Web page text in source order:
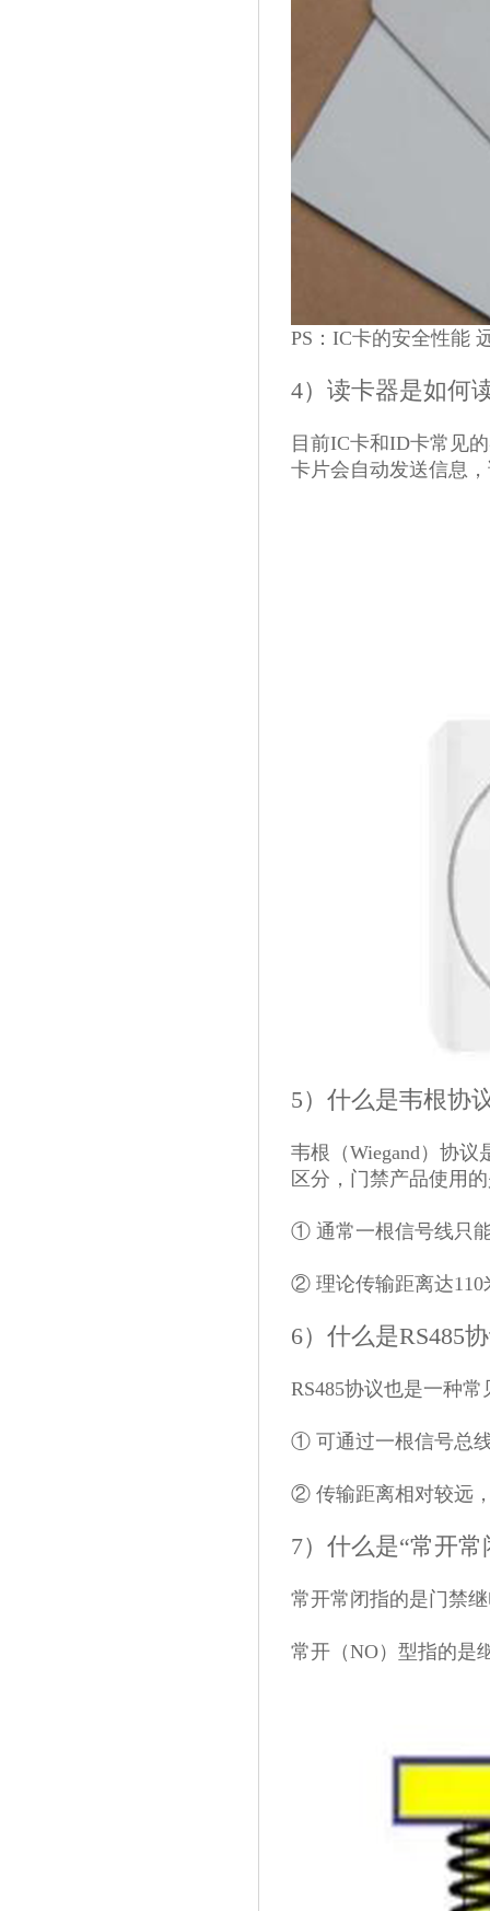
PS：IC卡的安全性能
4）读卡器是如何
目前IC卡和ID卡常见
卡片会自动发送信息
5）什么是韦根协
韦根（Wiegand）协
区分，门禁产品使用
① 通常一根信号线只
② 理论传输距离达110
6）什么是RS485
RS485协议也是一种
① 可通过一根信号总
② 传输距离相对较远
7）什么是“常开常
常开常闭指的是门禁
常开（NO）型指的是